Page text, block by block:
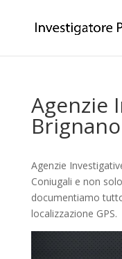
Agenzie
Agenzie
Coniugali e non
documentiamo
localizzazione GPS.